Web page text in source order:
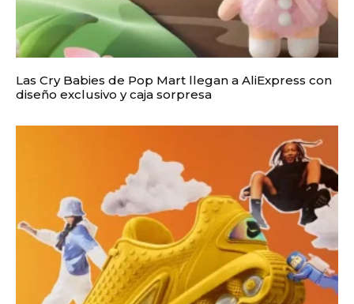
Las Cry Babies de Pop Mart llegan a AliExpress con
diseño exclusivo y caja sorpresa